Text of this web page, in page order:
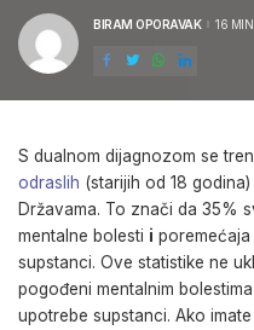
POSTED
BIRAM OPORAVAK 16
S dualnom dijagnozom se
odraslih (starijih od 18
Državama. To znači da 35%
mentalne bolesti i
supstanci. Ove statistike ne
pogođeni mentalnim
upotrebe supstanci. Ako